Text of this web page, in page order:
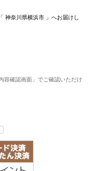
「 神奈川県横浜市 」 へお届けし
容確認画面」でご確認いただけ